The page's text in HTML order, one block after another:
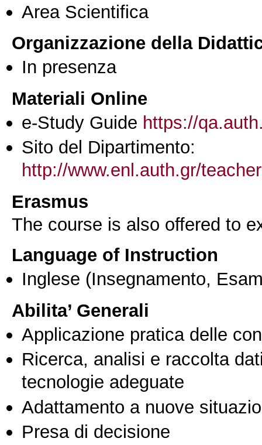
Area Scientifica
Organizzazione della
In presenza
Materiali Online
e-Study Guide https://
Sito del Dipartimento:
http://www.enl.auth.gr/
Erasmus
The course is also offered to
Language of Instruction
Inglese (Insegnamento,
Abilita’ Generali
Applicazione pratica delle
Ricerca, analisi e raccolta
tecnologie adeguate
Adattamento a nuove
Presa di decisione